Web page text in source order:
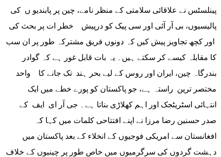
پینلسٹس نے علاقائی سلامتی کے منظر نامے، چین پر پابندیو ں کی
پالیسیوں، بی آر آئی اور سی پیک کو درپیش خطر ات پر بحث کی
اور کچھ تجاویز پیش کیں کہ دونوں فریق مشترکہ طور پر ان سب
کا مقابلہ کیسے کر سکتے ہیں۔ یہ بات قابل غور ہے کہ گوادر
بندرگاہ چین، ایران اور روس کے لیے بحر ہند تک جانے کا واحد
مختصر ترین راستہ ہے، جو پاکستان کو پورے خطے میں ایک
انتہائی اسٹریٹجک اور اہم کھلاڑی بناتا ہے۔ جی آر ای ایف کے
صدر حسنین رضا مرزا نے اپنے افتتاحی کلمات میں کہا کہ
افغانستان سے امریکی فوجیوں کے انخلاء کے بعد پاکستان میں
دہشت گردوں کی سرگرمیوں میں خاص طور پر چینیوں کے خلاف